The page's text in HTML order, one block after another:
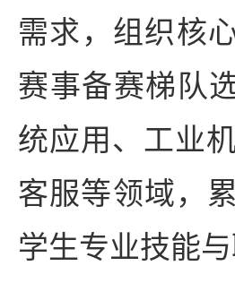
需求，组织核
赛事备赛梯队
统应用、工业
客服等领域，
学生专业技能